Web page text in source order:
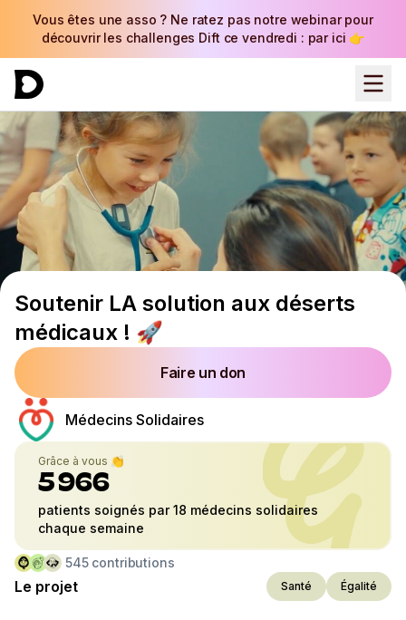
Vous êtes une asso ? Ne ratez pas notre webinar pour
découvrir les challenges Dift ce vendredi : par ici 👉
Soutenir LA solution aux déserts
médicaux ! 🚀
Faire un don
Médecins Solidaires
Grâce à vous 👏
5 966
patients soignés par 18 médecins solidaires
chaque semaine
545 contributions
Le projet Santé Égalité